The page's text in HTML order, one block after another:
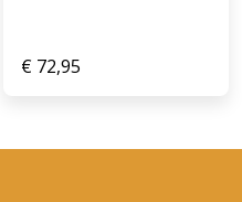
€ 72,95